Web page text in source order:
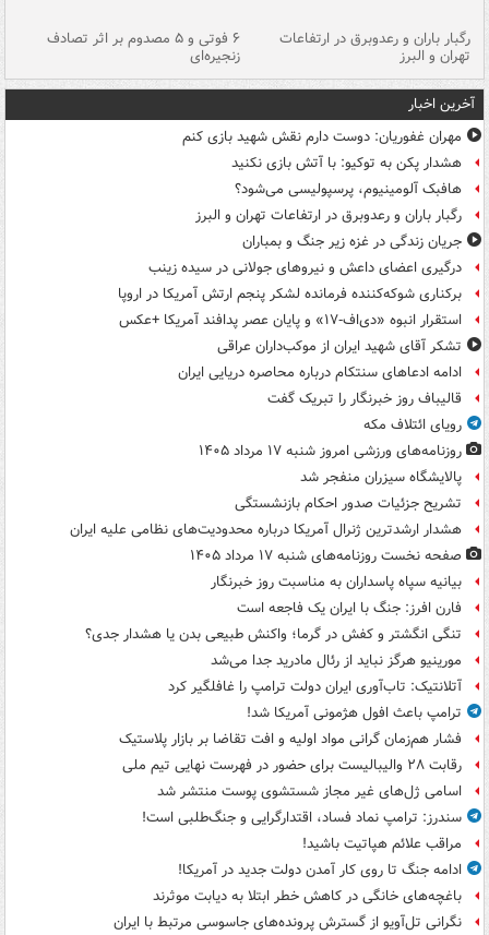
رگبار باران و رعدوبرق در ارتفاعات
تهران و البرز
۶ فوتی و ۵ مصدوم بر اثر تصادف
زنجیره‌ای
آخرین اخبار
مهران غفوریان: دوست دارم نقش شهید بازی کنم
هشدار پکن به توکیو: با آتش بازی نکنید
هافبک آلومینیوم، پرسپولیسی می‌شود؟
رگبار باران و رعدوبرق در ارتفاعات تهران و البرز
جریان زندگی در غزه زیر جنگ و بمباران
درگیری اعضای داعش و نیروهای جولانی در سیده زینب
برکناری شوکه‌کننده فرمانده لشکر پنجم ارتش آمریکا در اروپا
استقرار انبوه «دی‌اف‑۱۷» و پایان عصر پدافند آمریکا +عکس
تشکر آقای شهید ایران از موکب‌داران عراقی
ادامه ادعاهای سنتکام درباره محاصره دریایی ایران
قالیباف روز خبرنگار را تبریک گفت
رویای ائتلاف مکه
روزنامه‌های ورزشی امروز ‌شنبه ۱۷ مرداد ۱۴۰۵
پالایشگاه سیزران منفجر شد
تشریح جزئیات صدور احکام بازنشستگی
هشدار ارشدترین ژنرال آمریکا درباره محدودیت‌های نظامی علیه ایران
صفحه نخست روزنامه‌های شنبه ۱۷ مرداد ۱۴۰۵
بیانیه سپاه پاسداران به مناسبت روز خبرنگار
فارن افرز: جنگ با ایران یک فاجعه است
تنگی انگشتر و کفش در گرما؛ واکنش طبیعی بدن یا هشدار جدی؟
مورینیو هرگز نباید از رئال مادرید جدا می‌شد
آتلانتیک: تاب‌آوری ایران دولت ترامپ را غافلگیر کرد
ترامپ باعث افول هژمونی آمریکا شد!
فشار هم‌زمان گرانی مواد اولیه و افت تقاضا بر بازار پلاستیک
رقابت ۲۸ والیبالیست برای حضور در فهرست نهایی تیم ملی
اسامی ژل‌های غیر مجاز شستشوی پوست منتشر شد
سندرز: ترامپ نماد فساد، اقتدارگرایی و جنگ‌طلبی است!
مراقب علائم هپاتیت باشید!
ادامه جنگ تا روی کار آمدن دولت جدید در آمریکا!
باغچه‌های خانگی در کاهش خطر ابتلا به دیابت موثرند
نگرانی تل‌آویو از گسترش پرونده‌های جاسوسی مرتبط با ایران